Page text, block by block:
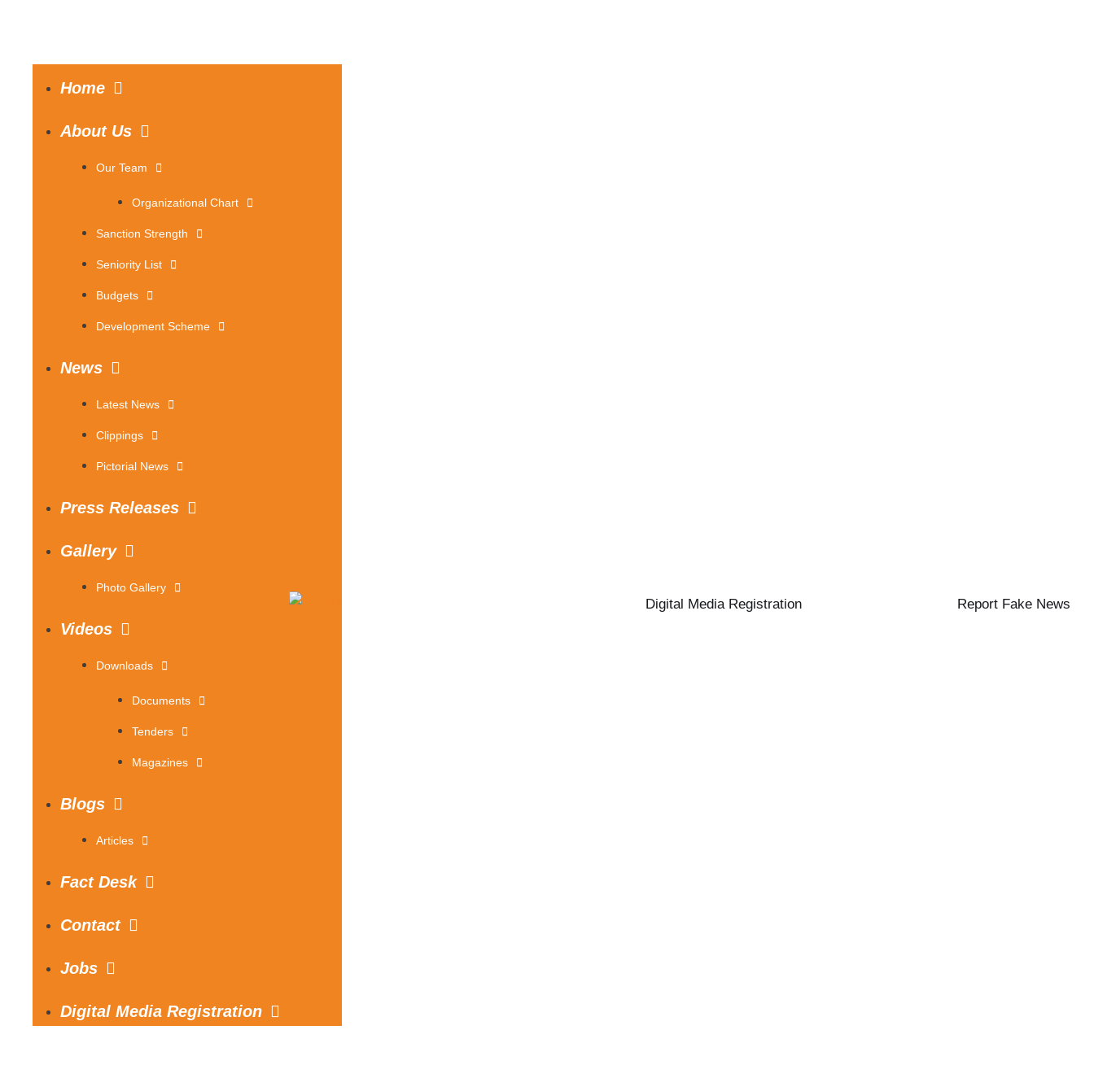
Home
About Us
Our Team
Organizational Chart
Sanction Strength
Seniority List
Budgets
Development Scheme
News
Latest News
Clippings
Pictorial News
Press Releases
Gallery
Photo Gallery
Videos
Downloads
Documents
Tenders
Magazines
Blogs
Articles
Fact Desk
Contact
Jobs
Digital Media Registration
Digital Media Registration Report Fake News